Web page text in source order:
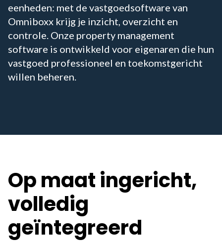
eenheden: met de vastgoedsoftware van
Omniboxx krijg je inzicht, overzicht en
controle. Onze property management
software is ontwikkeld voor eigenaren die hun
vastgoed professioneel en toekomstgericht
willen beheren.
Op maat ingericht,
volledig
geïntegreerd